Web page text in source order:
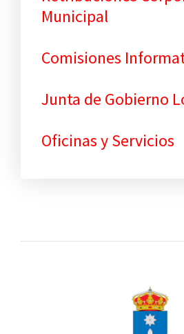
Municipal
Comisiones
Junta de Gobierno
Oficinas y Servicios